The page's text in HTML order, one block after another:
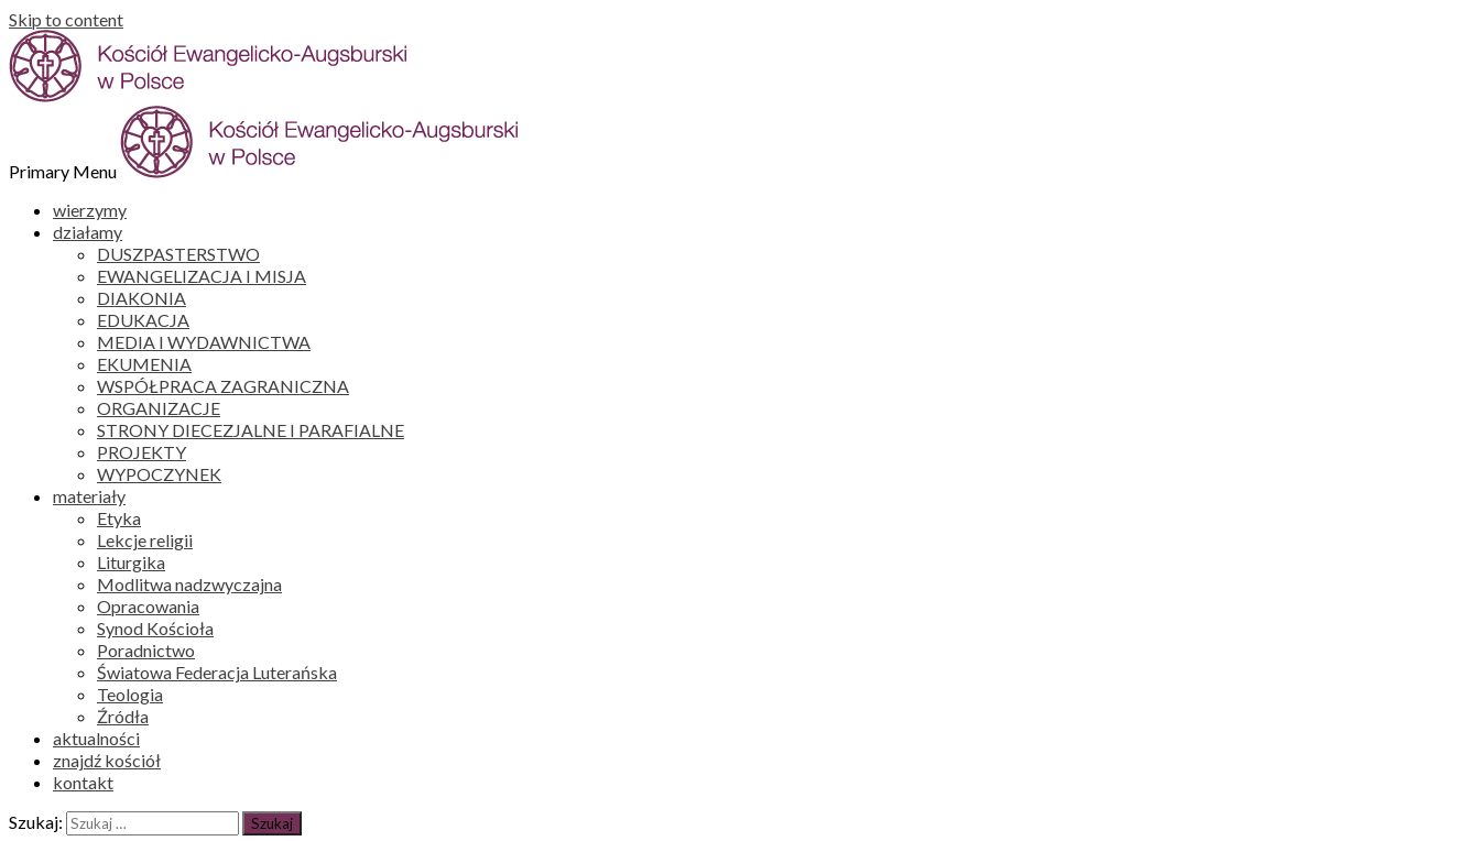
Skip to content
Primary Menu
wierzymy
działamy
DUSZPASTERSTWO
EWANGELIZACJA I MISJA
DIAKONIA
EDUKACJA
MEDIA I WYDAWNICTWA
EKUMENIA
WSPÓŁPRACA ZAGRANICZNA
ORGANIZACJE
STRONY DIECEZJALNE I PARAFIALNE
PROJEKTY
WYPOCZYNEK
materiały
Etyka
Lekcje religii
Liturgika
Modlitwa nadzwyczajna
Opracowania
Synod Kościoła
Poradnictwo
Światowa Federacja Luterańska
Teologia
Źródła
aktualności
znajdź kościół
kontakt
Szukaj: